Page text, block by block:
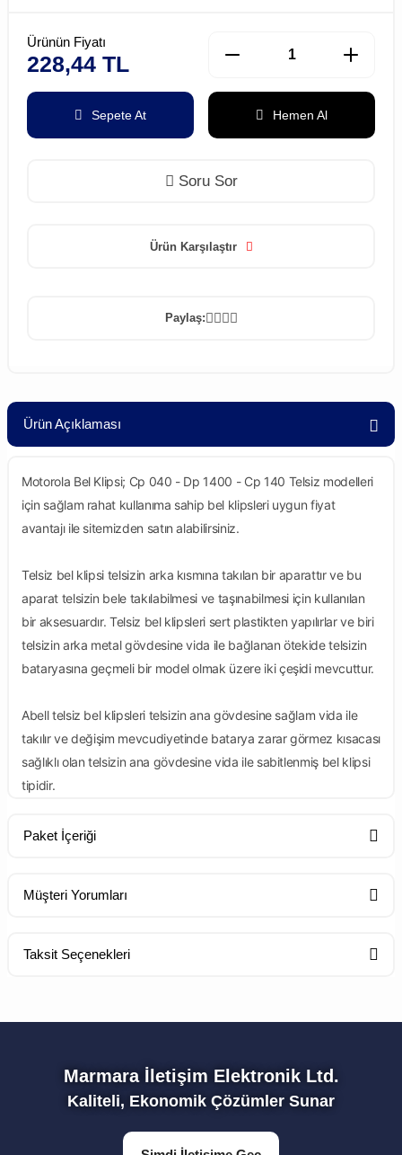
Ürünün Fiyatı
228,44 TL
Sepete At Hemen Al
Soru Sor
Ürün Karşılaştır
Paylaş:
Ürün Açıklaması
Motorola Bel Klipsi; Cp 040 - Dp 1400 - Cp 140 Telsiz modelleri
için sağlam rahat kullanıma sahip bel klipsleri uygun fiyat
avantajı ile sitemizden satın alabilirsiniz.
Telsiz bel klipsi telsizin arka kısmına takılan bir aparattır ve bu
aparat telsizin bele takılabilmesi ve taşınabilmesi için kullanılan
bir aksesuardır. Telsiz bel klipsleri sert plastikten yapılırlar ve biri
telsizin arka metal gövdesine vida ile bağlanan ötekide telsizin
bataryasına geçmeli bir model olmak üzere iki çeşidi mevcuttur.
Abell telsiz bel klipsleri telsizin ana gövdesine sağlam vida ile
takılır ve değişim mevcudiyetinde batarya zarar görmez kısacası
sağlıklı olan telsizin ana gövdesine vida ile sabitlenmiş bel klipsi
tipidir.
Paket İçeriği
Standart Paket İçeriği
Müşteri Yorumları
Taksit Seçenekleri
Marmara İletişim Elektronik Ltd.
Kaliteli, Ekonomik Çözümler Sunar